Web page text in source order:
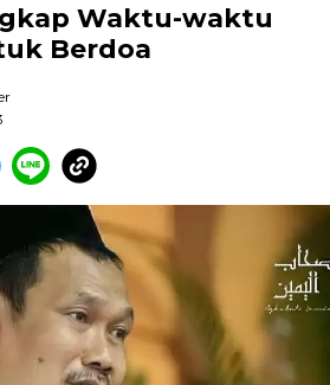
Waktu-waktu
Berdoa